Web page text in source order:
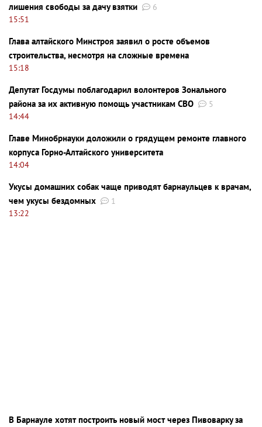
лишения свободы за дачу взятки
6
15:51
Глава алтайского Минстроя заявил о росте объемов
строительства, несмотря на сложные времена
15:18
Депутат Госдумы поблагодарил волонтеров Зонального
района за их активную помощь участникам СВО
5
14:44
Главе Минобрнауки доложили о грядущем ремонте главного
корпуса Горно-Алтайского университета
14:04
Укусы домашних собак чаще приводят барнаульцев к врачам,
чем укусы бездомных
1
13:22
В Барнауле хотят построить новый мост через Пивоварку за